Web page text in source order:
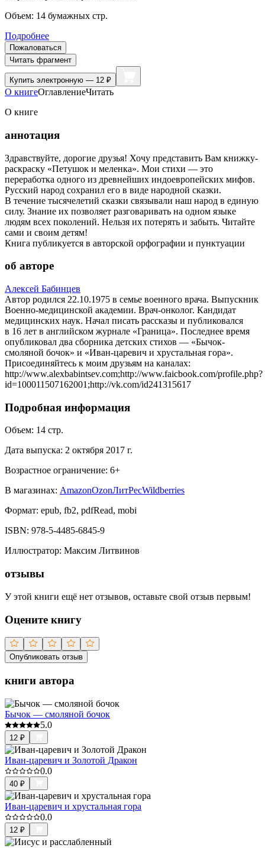
Объем: 14 бумажных стр.
Подробнее
Пожаловаться
Читать фрагмент
Купить электронную — 12 ₽
О книгеОглавлениеЧитать
О книге
аннотация
Здравствуйте, дорогие друзья! Хочу представить Вам книжку-
раскраску «Петушок и меленка». Мои стихи — это
переработка одного из древнейших индоевропейских мифов.
Русский народ сохранил его в виде народной сказки.
В течение тысячелетий сказки связывали наш народ в единую
силу. Знание их позволяет разговаривать на одном языке
людям всех поколений. Нельзя их потерять и забыть. Читайте
сами и своим детям!
Книга публикуется в авторской орфографии и пунктуации
об авторе
Алексей Бабинцев
Автор родился 22.10.1975 в семье военного врача. Выпускник
Военно-медицинской академии. Врач-онколог. Кандидат
медицинских наук. Начал писать рассказы и публиковался
в 16 лет в английском журнале «Граница». Последнее время
опубликовал два сборника детских стихов — «Бычок-
смоляной бочок» и «Иван-царевич и хрустальная гора».
Присоединяйтесь к моим друзьям на каналах:
http://www.alexbabintsev.com;http://www.faicbook.com/profile.php?
id=100011507162001;http://vk.com/id241315617
Подробная информация
Объем: 14 стр.
Дата выпуска: 2 октября 2017 г.
Возрастное ограничение: 6+
В магазинах: AmazonOzonЛитРесWildberries
Формат: epub, fb2, pdfRead, mobi
ISBN: 978-5-4485-6845-9
Иллюстратор: Максим Литвинов
отзывы
У этой книги ещё нет отзывов, оставьте свой отзыв первым!
Оцените книгу
Опубликовать отзыв
книги автора
Бычок — смоляной бочок
5.0
12 ₽
Иван-царевич и Золотой Дракон
0.0
40 ₽
Иван-царевич и хрустальная гора
0.0
12 ₽